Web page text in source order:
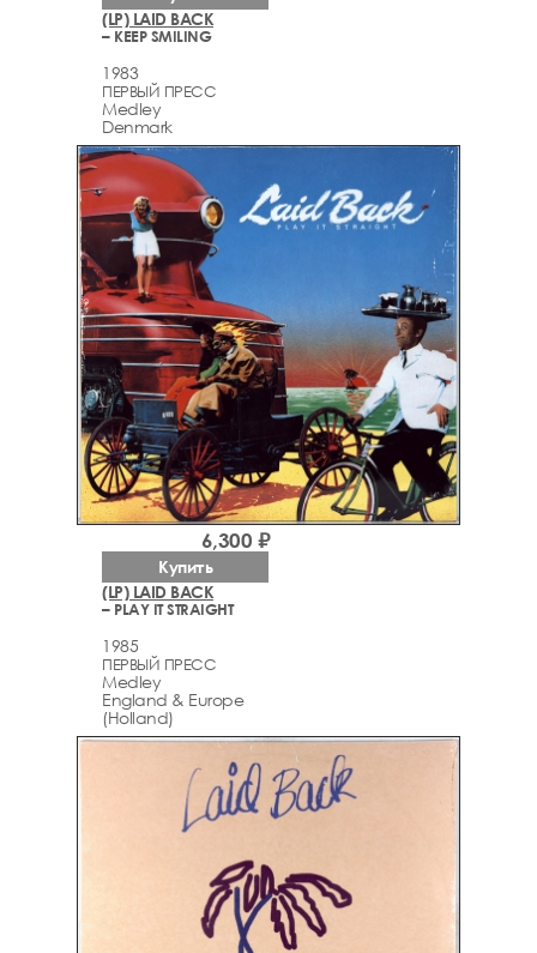
(LP) LAID BACK
– KEEP SMILING
1983
ПЕРВЫЙ ПРЕСС
Medley
Denmark
(LP) LAID BACK
– PLAY IT STRAIGHT
1985
ПЕРВЫЙ ПРЕСС
Medley
England & Europe
(Holland)
6,300 ₽
Купить